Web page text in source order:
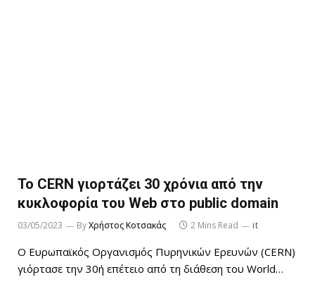
Το CERN γιορτάζει 30 χρόνια από την
κυκλοφορία του Web στο public domain
03/05/2023 ByΧρήστος Κοτσακάς 2 Mins Read it
Ο Ευρωπαϊκός Οργανισμός Πυρηνικών Ερευνών (CERN)
γιόρτασε την 30ή επέτειο από τη διάθεση του World…